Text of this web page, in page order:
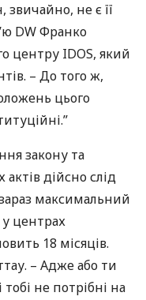
звичайно, не є її
DW Франко
центру IDOS, який
– До того ж,
цього
закону та
дійсно слід
максимальний
центрах
18 місяців.
– Адже або ти
не потрібні на